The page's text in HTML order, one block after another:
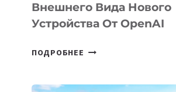
Внешнего Вида Нового
Устройства От OpenAI
ПОДРОБНЕЕ СТАЛИ